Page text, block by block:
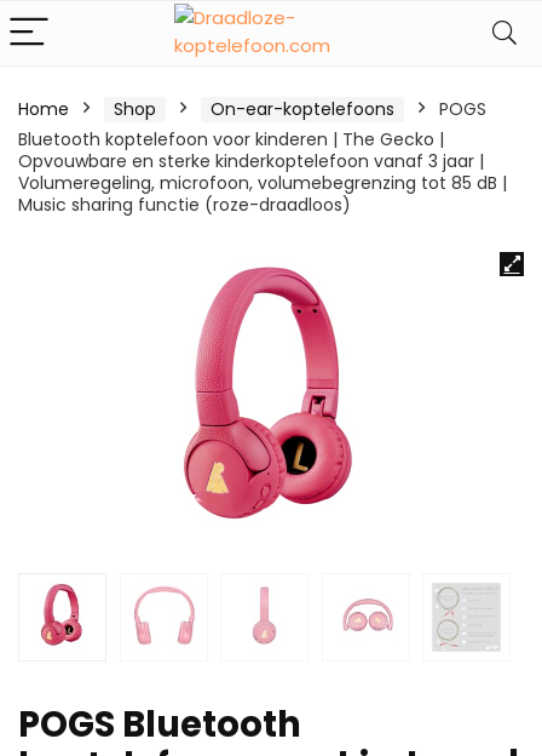
Home Shop On-ear-koptelefoons
POGS
Bluetooth koptelefoon voor kinderen | The Gecko |
Opvouwbare en sterke kinderkoptelefoon vanaf 3 jaar |
Volumeregeling, microfoon, volumebegrenzing tot 85 dB |
Music sharing functie (roze-draadloos)
POGS Bluetooth